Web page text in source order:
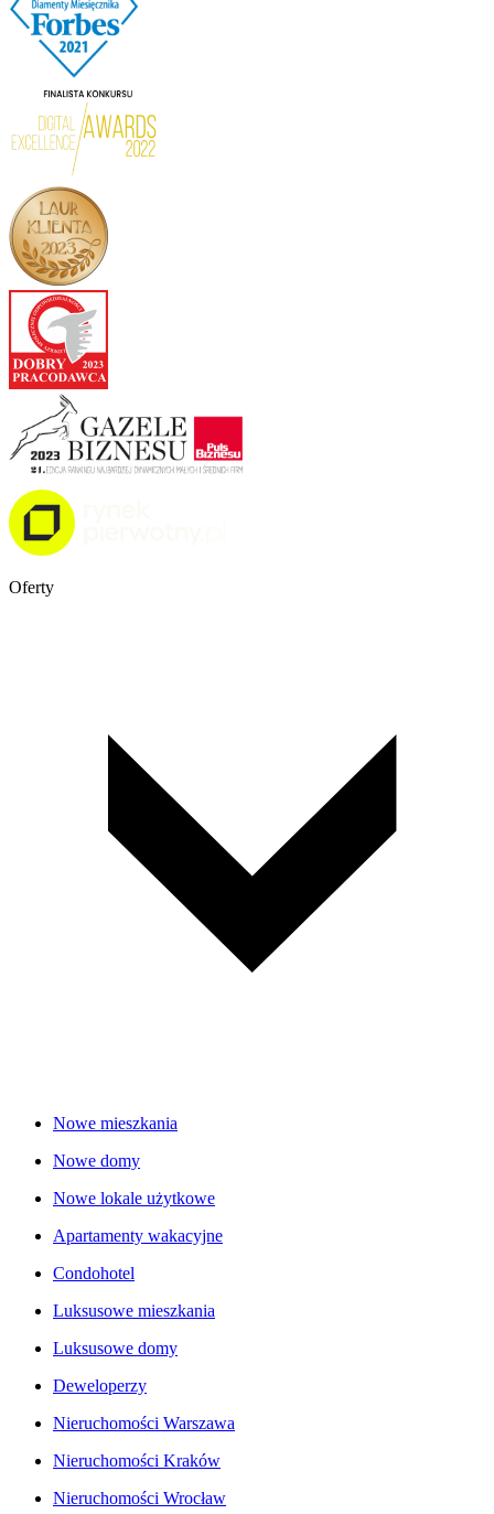
Oferty
Nowe mieszkania
Nowe domy
Nowe lokale użytkowe
Apartamenty wakacyjne
Condohotel
Luksusowe mieszkania
Luksusowe domy
Deweloperzy
Nieruchomości Warszawa
Nieruchomości Kraków
Nieruchomości Wrocław